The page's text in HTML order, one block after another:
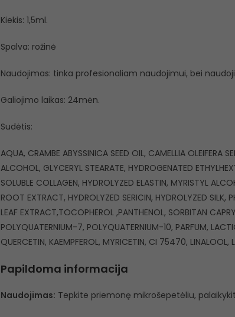
Kiekis: 1,5ml.
Spalva: rožinė
Naudojimas: tinka profesionaliam naudojimui, bei
Galiojimo laikas: 24mėn.
Sudėtis:
AQUA, CRAMBE ABYSSINICA SEED OIL, CAMELLIA OLEIFERA
ALCOHOL, GLYCERYL STEARATE, HYDROGENATED
SOLUBLE COLLAGEN, HYDROLYZED ELASTIN, MYRISTYL
ROOT EXTRACT, HYDROLYZED SERICIN, HYDROLYZED SILK,
LEAF EXTRACT,TOCOPHEROL ,PANTHENOL, SORBITAN
POLYQUATERNIUM-7, POLYQUATERNIUM-10, PARFUM,
QUERCETIN, KAEMPFEROL, MYRICETIN, CI 75470, LINALOOL,
Papildoma informacija
Naudojimas: Tepkite priemonę mikrošepetėliu,